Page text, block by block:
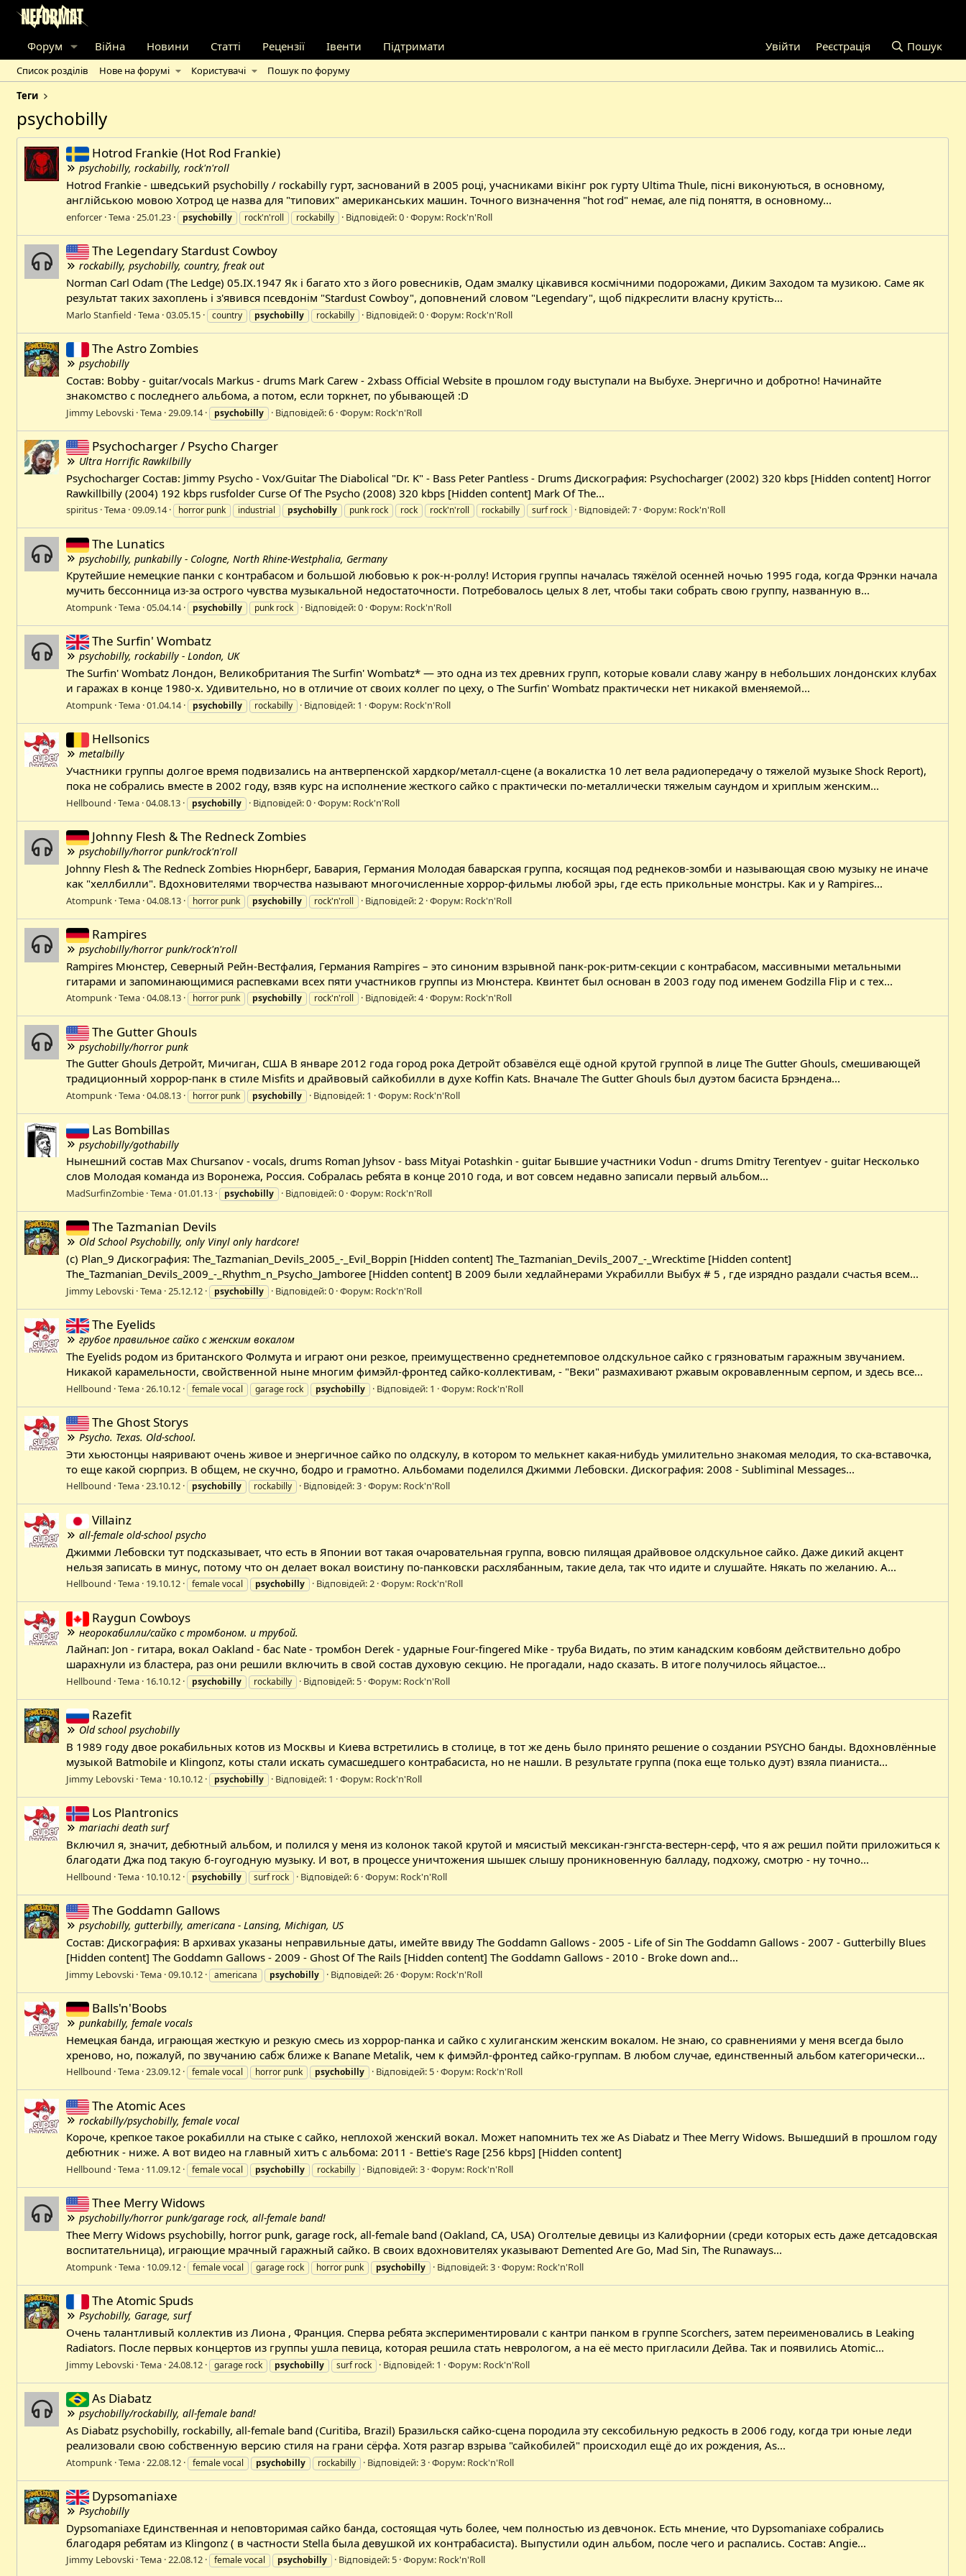
Форум Війна Новини Статті Рецензії Івенти Підтримати Увійти Реєстрація Пошук
Список розділів Нове на форумі Користувачі
Пошук по форуму
Теги
psychobilly
Hotrod Frankie (Hot Rod Frankie)
psychobilly, rockabilly, rock'n'roll
Hotrod Frankie - шведський psychobilly / rockabilly гурт, заснований в 2005 році, учасниками вікінг рок гурту Ultima Thule, пісні виконуються, в основному,
англійською мовою Хотрод це назва для "типових" американських машин. Точного визначення "hot rod" немає, але під поняття, в основному...
enforcer Тема 25.01.23 psychobilly rock'n'roll rockabilly Відповідей: 0 Форум: Rock'n'Roll
The Legendary Stardust Cowboy
rockabilly, psychobilly, country, freak out
Norman Carl Odam (The Ledge) 05.IX.1947 Як і багато хто з його ровесників, Одам змалку цікавився космічними подорожами, Диким Заходом та музикою. Саме як
результат таких захоплень і з'явився псевдонім "Stardust Cowboy", доповнений словом "Legendary", щоб підкреслити власну крутість...
Marlo Stanfield Тема 03.05.15 country psychobilly rockabilly Відповідей: 0 Форум: Rock'n'Roll
The Astro Zombies
psychobilly
Состав: Bobby - guitar/vocals Markus - drums Mark Carew - 2xbass Official Website в прошлом году выступали на Выбухе. Энергично и добротно! Начинайте
знакомство с последнего альбома, а потом, если торкнет, по убывающей :D
Jimmy Lebovski Тема 29.09.14 psychobilly Відповідей: 6 Форум: Rock'n'Roll
Psychocharger / Psycho Charger
Ultra Horrific Rawkilbilly
Psychocharger Состав: Jimmy Psycho - Vox/Guitar The Diabolical "Dr. K" - Bass Peter Pantless - Drums Дискография: Psychocharger (2002) 320 kbps [Hidden content] Horror
Rawkillbilly (2004) 192 kbps rusfolder Curse Of The Psycho (2008) 320 kbps [Hidden content] Mark Of The...
spiritus Тема 09.09.14 horror punk industrial psychobilly punk rock rock rock'n'roll rockabilly surf rock Відповідей: 7 Форум: Rock'n'Roll
The Lunatics
psychobilly, punkabilly - Cologne, North Rhine-Westphalia, Germany
Крутейшие немецкие панки с контрабасом и большой любовью к рок-н-роллу! История группы началась тяжёлой осенней ночью 1995 года, когда Фрэнки начала
мучить бессонница из-за острого чувства музыкальной недостаточности. Потребовалось целых 8 лет, чтобы таки собрать свою группу, названную в...
Atompunk Тема 05.04.14 psychobilly punk rock Відповідей: 0 Форум: Rock'n'Roll
The Surfin' Wombatz
psychobilly, rockabilly - London, UK
The Surfin' Wombatz Лондон, Великобритания The Surfin' Wombatz* — это одна из тех древних групп, которые ковали славу жанру в небольших лондонских клубах
и гаражах в конце 1980-х. Удивительно, но в отличие от своих коллег по цеху, о The Surfin' Wombatz практически нет никакой вменяемой...
Atompunk Тема 01.04.14 psychobilly rockabilly Відповідей: 1 Форум: Rock'n'Roll
Hellsonics
metalbilly
Участники группы долгое время подвизались на антверпенской хардкор/металл-сцене (а вокалистка 10 лет вела радиопередачу о тяжелой музыке Shock Report),
пока не собрались вместе в 2002 году, взяв курс на исполнение жесткого сайко с практически по-металлически тяжелым саундом и хриплым женским...
Hellbound Тема 04.08.13 psychobilly Відповідей: 0 Форум: Rock'n'Roll
Johnny Flesh & The Redneck Zombies
psychobilly/horror punk/rock'n'roll
Johnny Flesh & The Redneck Zombies Нюрнберг, Бавария, Германия Молодая баварская группа, косящая под реднеков-зомби и называющая свою музыку не иначе
как "хеллбилли". Вдохновителями творчества называют многочисленные хоррор-фильмы любой эры, где есть прикольные монстры. Как и у Rampires...
Atompunk Тема 04.08.13 horror punk psychobilly rock'n'roll Відповідей: 2 Форум: Rock'n'Roll
Rampires
psychobilly/horror punk/rock'n'roll
Rampires Мюнстер, Северный Рейн-Вестфалия, Германия Rampires – это синоним взрывной панк-рок-ритм-секции с контрабасом, массивными метальными
гитарами и запоминающимися распевками всех пяти участников группы из Мюнстера. Квинтет был основан в 2003 году под именем Godzilla Flip и с тех...
Atompunk Тема 04.08.13 horror punk psychobilly rock'n'roll Відповідей: 4 Форум: Rock'n'Roll
The Gutter Ghouls
psychobilly/horror punk
The Gutter Ghouls Детройт, Мичиган, США В январе 2012 года город рока Детройт обзавёлся ещё одной крутой группой в лице The Gutter Ghouls, смешивающей
традиционный хоррор-панк в стиле Misfits и драйвовый сайкобилли в духе Koffin Kats. Вначале The Gutter Ghouls был дуэтом басиста Брэндена...
Atompunk Тема 04.08.13 horror punk psychobilly Відповідей: 1 Форум: Rock'n'Roll
Las Bombillas
psychobilly/gothabilly
Нынешний cостав Max Chursanov - vocals, drums Roman Jyhsov - bass Mityai Potashkin - guitar Бывшие участники Vodun - drums Dmitry Terentyev - guitar Несколько
слов Молодая команда из Воронежа, Россия. Собралась ребята в конце 2010 года, и вот совсем недавно записали первый альбом...
MadSurfinZombie Тема 01.01.13 psychobilly Відповідей: 0 Форум: Rock'n'Roll
The Tazmanian Devils
Old School Psychobilly, only Vinyl only hardcore!
(c) Plan_9 Дискография: The_Tazmanian_Devils_2005_-_Evil_Boppin [Hidden content] The_Tazmanian_Devils_2007_-_Wrecktime [Hidden content]
The_Tazmanian_Devils_2009_-_Rhythm_n_Psycho_Jamboree [Hidden content] В 2009 были хедлайнерами Украбилли Выбух # 5 , где изрядно раздали счастья всем...
Jimmy Lebovski Тема 25.12.12 psychobilly Відповідей: 0 Форум: Rock'n'Roll
The Eyelids
грубое правильное сайко с женским вокалом
The Eyelids родом из британского Фолмута и играют они резкое, преимущественно среднетемповое олдскульное сайко с грязноватым гаражным звучанием.
Никакой карамельности, свойственной ныне многим фимэйл-фронтед сайко-коллективам, - "Веки" размахивают ржавым окровавленным серпом, и здесь все...
Hellbound Тема 26.10.12 female vocal garage rock psychobilly Відповідей: 1 Форум: Rock'n'Roll
The Ghost Storys
Psycho. Texas. Old-school.
Эти хьюстонцы наяривают очень живое и энергичное сайко по олдскулу, в котором то мелькнет какая-нибудь умилительно знакомая мелодия, то ска-вставочка,
то еще какой сюрприз. В общем, не скучно, бодро и грамотно. Альбомами поделился Джимми Лебовски. Дискография: 2008 - Subliminal Messages...
Hellbound Тема 23.10.12 psychobilly rockabilly Відповідей: 3 Форум: Rock'n'Roll
Villainz
all-female old-school psycho
Джимми Лебовски тут подсказывает, что есть в Японии вот такая очаровательная группа, вовсю пилящая драйвовое олдскульное сайко. Даже дикий акцент
нельзя записать в минус, потому что он делает вокал воистину по-панковски расхлябанным, такие дела, так что идите и слушайте. Някать по желанию. А...
Hellbound Тема 19.10.12 female vocal psychobilly Відповідей: 2 Форум: Rock'n'Roll
Raygun Cowboys
неорокабилли/сайко с тромбоном. и трубой.
Лайнап: Jon - гитара, вокал Oakland - бас Nate - тромбон Derek - ударные Four-fingered Mike - труба Видать, по этим канадским ковбоям действительно добро
шарахнули из бластера, раз они решили включить в свой состав духовую секцию. Не прогадали, надо сказать. В итоге получилось яйцастое...
Hellbound Тема 16.10.12 psychobilly rockabilly Відповідей: 5 Форум: Rock'n'Roll
Razefit
Old school psychobilly
В 1989 году двое рокабильных котов из Москвы и Киева встретились в столице, в тот же день было принято решение о создании PSYCHO банды. Вдохновлённые
музыкой Batmobile и Klingonz, коты стали искать сумасшедшего контрабасиста, но не нашли. В результате группа (пока еще только дуэт) взяла пианиста...
Jimmy Lebovski Тема 10.10.12 psychobilly Відповідей: 1 Форум: Rock'n'Roll
Los Plantronics
mariachi death surf
Включил я, значит, дебютный альбом, и полился у меня из колонок такой крутой и мясистый мексикан-гэнгста-вестерн-серф, что я аж решил пойти приложиться к
благодати Джа под такую б-гоугодную музыку. И вот, в процессе уничтожения шышек слышу проникновенную балладу, подхожу, смотрю - ну точно...
Hellbound Тема 10.10.12 psychobilly surf rock Відповідей: 6 Форум: Rock'n'Roll
The Goddamn Gallows
psychobilly, gutterbilly, americana - Lansing, Michigan, US
Состав: Дискография: В архивах указаны неправильные даты, имейте ввиду The Goddamn Gallows - 2005 - Life of Sin The Goddamn Gallows - 2007 - Gutterbilly Blues
[Hidden content] The Goddamn Gallows - 2009 - Ghost Of The Rails [Hidden content] The Goddamn Gallows - 2010 - Broke down and...
Jimmy Lebovski Тема 09.10.12 americana psychobilly Відповідей: 26 Форум: Rock'n'Roll
Balls'n'Boobs
punkabilly, female vocals
Немецкая банда, играющая жесткую и резкую смесь из хоррор-панка и сайко с хулиганским женским вокалом. Не знаю, со сравнениями у меня всегда было
хреново, но, пожалуй, по звучанию сабж ближе к Banane Metalik, чем к фимэйл-фронтед сайко-группам. В любом случае, единственный альбом категорически...
Hellbound Тема 23.09.12 female vocal horror punk psychobilly Відповідей: 5 Форум: Rock'n'Roll
The Atomic Aces
rockabilly/psychobilly, female vocal
Короче, крепкое такое рокабилли на стыке с сайко, неплохой женский вокал. Может напомнить тех же As Diabatz и Thee Merry Widows. Вышедший в прошлом году
дебютник - ниже. А вот видео на главный хитъ с альбома: 2011 - Bettie's Rage [256 kbps] [Hidden content]
Hellbound Тема 11.09.12 female vocal psychobilly rockabilly Відповідей: 3 Форум: Rock'n'Roll
Thee Merry Widows
psychobilly/horror punk/garage rock, all-female band!
Thee Merry Widows psychobilly, horror punk, garage rock, all-female band (Oakland, CA, USA) Оголтелые девицы из Калифорнии (среди которых есть даже детсадовская
воспитательница), играющие мрачный гаражный сайко. В своих вдохновителях указывают Demented Are Go, Mad Sin, The Runaways...
Atompunk Тема 10.09.12 female vocal garage rock horror punk psychobilly Відповідей: 3 Форум: Rock'n'Roll
The Atomic Spuds
Psychobilly, Garage, surf
Очень талантливый коллектив из Лиона , Франция. Сперва ребята экспериментировали с кантри панком в группе Scorchers, затем переименовались в Leaking
Radiators. После первых концертов из группы ушла певица, которая решила стать неврологом, а на её место пригласили Дейва. Так и появились Atomic...
Jimmy Lebovski Тема 24.08.12 garage rock psychobilly surf rock Відповідей: 1 Форум: Rock'n'Roll
As Diabatz
psychobilly/rockabilly, all-female band!
As Diabatz psychobilly, rockabilly, all-female band (Curitiba, Brazil) Бразильскя сайко-сцена породила эту сексобильную редкость в 2006 году, когда три юные леди
реализовали свою собственную версию стиля на грани сёрфа. Хотя разгар взрыва "сайкобилей" происходил ещё до их рождения, As...
Atompunk Тема 22.08.12 female vocal psychobilly rockabilly Відповідей: 3 Форум: Rock'n'Roll
Dypsomaniaxe
Psychobilly
Dypsomaniaxe Единственная и неповторимая сайко банда, состоящая чуть более, чем полностью из девчонок. Есть мнение, что Dypsomaniaxe собрались
благодаря ребятам из Klingonz ( в частности Stella была девушкой их контрабасиста). Выпустили один альбом, после чего и распались. Состав: Angie...
Jimmy Lebovski Тема 22.08.12 female vocal psychobilly Відповідей: 5 Форум: Rock'n'Roll